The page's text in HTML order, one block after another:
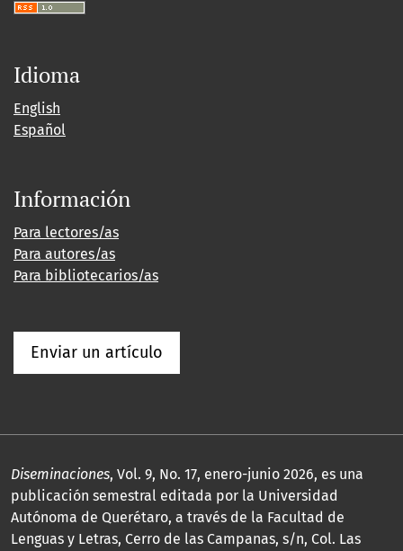
Idioma
English
Español
Información
Para lectores/as
Para autores/as
Para bibliotecarios/as
Enviar un artículo
Diseminaciones, Vol. 9, No. 17, enero-junio 2026, es una
publicación semestral editada por la Universidad
Autónoma de Querétaro, a través de la Facultad de
Lenguas y Letras, Cerro de las Campanas, s/n, Col. Las